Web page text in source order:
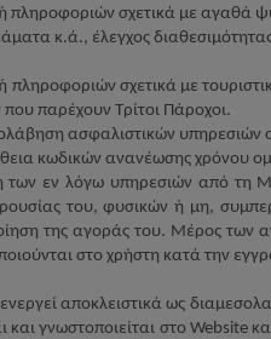
πληροφοριών σχετικά με αγαθά
κ.ά., έλεγχος
πληροφοριών σχετικά με
παρέχουν Τρίτοι Πάροχοι.
ασφαλιστικών υπηρεσιών
κωδικών ανανέωσης χρόνου
των εν λόγω υπηρεσιών από τη
του, φυσικών ή μη,
της αγοράς του. Μέρος των
στο χρήστη κατά την
ενεργεί αποκλειστικά ως
και γνωστοποιείται στο Website